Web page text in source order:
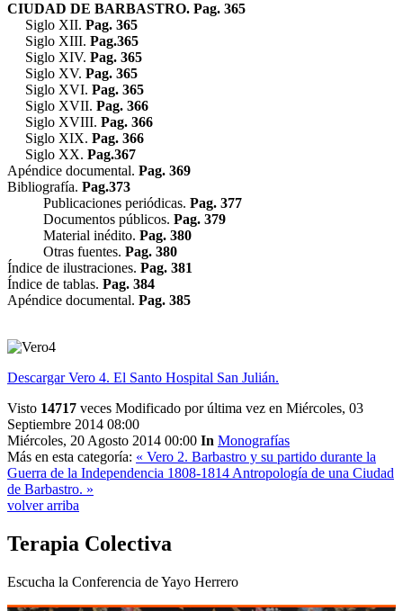
CIUDAD DE BARBASTRO. Pag. 365
Siglo XII. Pag. 365
Siglo XIII. Pag.365
Siglo XIV. Pag. 365
Siglo XV. Pag. 365
Siglo XVI. Pag. 365
Siglo XVII. Pag. 366
Siglo XVIII. Pag. 366
Siglo XIX. Pag. 366
Siglo XX. Pag.367
Apéndice documental. Pag. 369
Bibliografía. Pag.373
Publicaciones periódicas. Pag. 377
Documentos públicos. Pag. 379
Material inédito. Pag. 380
Otras fuentes. Pag. 380
Índice de ilustraciones. Pag. 381
Índice de tablas. Pag. 384
Apéndice documental. Pag. 385
Descargar Vero 4. El Santo Hospital San Julián.
Visto 14717 veces Modificado por última vez en Miércoles, 03
Septiembre 2014 08:00
Miércoles, 20 Agosto 2014 00:00 In Monografías
Más en esta categoría: « Vero 2. Barbastro y su partido durante la
Guerra de la Independencia 1808-1814 Antropología de una Ciudad
de Barbastro. »
volver arriba
Terapia Colectiva
Escucha la Conferencia de Yayo Herrero